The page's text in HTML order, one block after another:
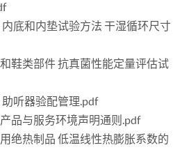
底和内垫试验方法 干湿循环尺寸
鞋类部件 抗真菌性能定量评估试
听器验配管理.pdf
品与服务环境声明通则.pdf
绝热制品 低温线性热膨胀系数的